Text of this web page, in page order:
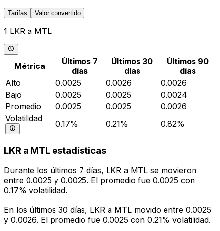
Tarifas Valor convertido
1 LKR a MTL
Métrica
Últimos 7
días
Últimos 30
días
Últimos 90
días
Alto
0.0025 0.0026
0.0026
Bajo
0.0025 0.0025
0.0024
Promedio
0.0025 0.0025
0.0026
Volatilidad
0.17% 0.21% 0.82%
LKR a MTL estadísticas
Durante los últimos 7 días, LKR a MTL se movieron
entre 0.0025 y 0.0025. El promedio fue 0.0025 con
0.17% volatilidad.
En los últimos 30 días, LKR a MTL movido entre 0.0025
y 0.0026. El promedio fue 0.0025 con 0.21% volatilidad.